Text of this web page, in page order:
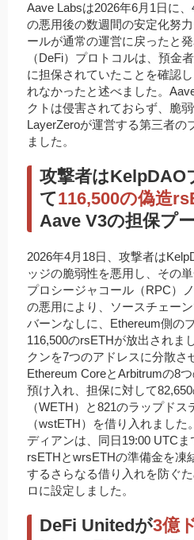
Aave Labsは2026年6月1日に
の悪用後の数週間の安定化努
ールが通常の運営に戻ったと
（DeFi）プロトコルは、預金
に担保されていたことを確認
れなかったと述べました。
クトは侵害されておらず、脆
LayerZeroが運営する第三者の
ました。
攻撃者はKelpDAO
て116,500の偽造
Aave V3の担保プ
2026年4月18日、攻撃者は
ッジの脆弱性を悪用し、その
プロシージャコール（RPC）
の悪用により、ソースチェー
バーンなしに、Ethereum側の
116,500のrsETHが放出されま
クンを7つのアドレスに分散さ
Ethereum CoreとArbitrumの8
預け入れ、担保に対して
（WETH）と821のラップドス
（wstETH）を借り入れまし
ディアンは、同日19:00 UTC
rsETHとwrsETHの準備金を凍
するさらなる借り入れを防ぐ
ロに設定しました。
DeFi Unitedが3億